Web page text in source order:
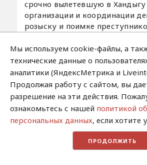
срочно вылетевшую в Хандыгу
организации и координации
розыску и поимке
давно созданный отряд
подразделения опытных
розыску бежавших арестантов,
вошли как работники
сотрудники внутренних войск
исправительно-трудовых
- колоний для осужденных
Потому к середине дня 1 июля
аэропорт Теплый Ключ
Мы используем cookie-файлы, а
технические данные о
аналитики (ЯндексМетрика и
Продолжая работу с сайтом, вы
разрешение на эти действия.
ознакомьтесь с нашей политикой
персональных данных, если хотите
ПРОДОЛЖИТЬ